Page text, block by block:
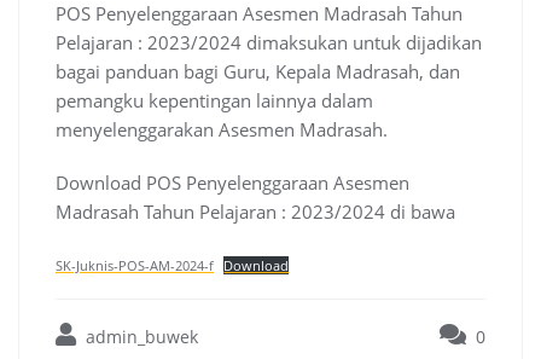
POS Penyelenggaraan Asesmen Madrasah Tahun
Pelajaran : 2023/2024 dimaksukan untuk dijadikan
bagai panduan bagi Guru, Kepala Madrasah, dan
pemangku kepentingan lainnya dalam
menyelenggarakan Asesmen Madrasah.
Download POS Penyelenggaraan Asesmen
Madrasah Tahun Pelajaran : 2023/2024 di bawa
SK-Juknis-POS-AM-2024-f Download
admin_buwek 0